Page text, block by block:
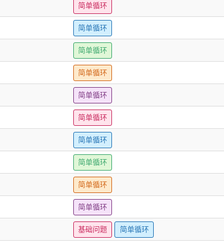
简单循环
简单循环
简单循环
简单循环
简单循环
简单循环
简单循环
简单循环
简单循环
简单循环
基础问题 简单循环